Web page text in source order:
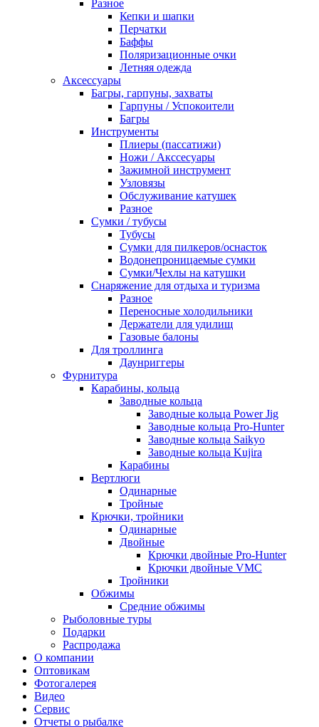
Разное
Кепки и шапки
Перчатки
Баффы
Поляризационные очки
Летняя одежда
Аксессуары
Багры, гарпуны, захваты
Гарпуны / Успокоители
Багры
Инструменты
Плиеры (пассатижи)
Ножи / Акссесуары
Зажимной инструмент
Узловязы
Обслуживание катушек
Разное
Сумки / тубусы
Тубусы
Сумки для пилкеров/оснасток
Водонепроницаемые сумки
Сумки/Чехлы на катушки
Снаряжение для отдыха и туризма
Разное
Переносные холодильники
Держатели для удилищ
Газовые балоны
Для троллинга
Даунриггеры
Фурнитура
Карабины, кольца
Заводные кольца
Заводные кольца Power Jig
Заводные кольца Pro-Hunter
Заводные кольца Saikyo
Заводные кольца Kujira
Карабины
Вертлюги
Одинарные
Тройные
Крючки, тройники
Одинарные
Двойные
Крючки двойные Pro-Hunter
Крючки двойные VMC
Тройники
Обжимы
Средние обжимы
Рыболовные туры
Подарки
Распродажа
О компании
Оптовикам
Фотогалерея
Видео
Сервис
Отчеты о рыбалке